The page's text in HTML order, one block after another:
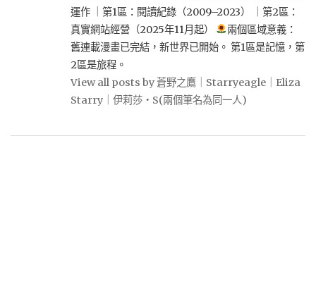
運作 ｜第1區：閱讀紀錄（2009–2023） ｜第2區：
真實網站經營（2025年11月起）
兩個區域意義：
舊連載漫畫已完結，新世界已開始。 第1區是記憶，第
2區是旅程。
View all posts by 蒼野之鷹｜Starryeagle｜Eliza
Starry｜伊莉莎・S(兩個筆名為同一人)